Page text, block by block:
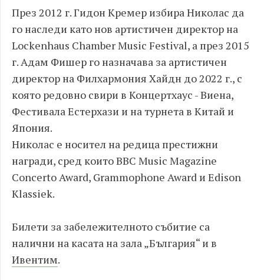
През 2012 г. Гидон Кремер избира Николас да
го наследи като нов артистичен директор на
Lockenhaus Chamber Music Festival, а през 2015
г. Адам Фишер го назначава за артистичен
директор на Филхармония Хайдн до 2022 г., с
която редовно свири в Концертхаус - Виена,
Фестивала Естерхази и на турнета в Китай и
Япония.
Николас е носител на редица престижни
награди, сред които BBC Music Magazine
Concerto Award, Grammophone Award и Edison
Klassiek.
Билети за забележителното събитие са
налични на касата на зала „България“ и в
Ивентим.